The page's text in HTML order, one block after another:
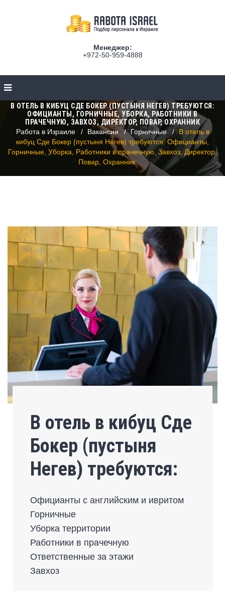
Менеджер:
+972-50-959-4888
В ОТЕЛЬ В КИБУЦ СДЕ БОКЕР (ПУСТЫНЯ НЕГЕВ) ТРЕБУЮТСЯ:
ОФИЦИАНТЫ, ГОРНИЧНЫЕ, УБОРКА, РАБОТНИКИ В
ПРАЧЕЧНУЮ, ЗАВХОЗ, ДИРЕКТОР, ПОВАР, ОХРАННИК
Работа в Израиле
Вакансии Горничные
В отель в
кибуц Сде Бокер (пустыня Негев) требуются: Официанты,
Горничные, Уборка, Работники в прачечную, Завхоз, Директор,
Повар, Охранник
В отель в кибуц Сде
Бокер (пустыня
Негев) требуются:
Официанты с английским и ивритом
Горничные
Уборка территории
Работники в прачечную
Ответственные за этажи
Завхоз